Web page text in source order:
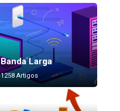
Banda Larga
1258 Artigos